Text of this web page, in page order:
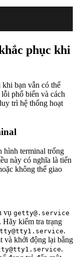
phục khi
bạn vẫn có thể
phổ biến và cách
trì hệ thống hoạt
hình terminal trống
này có nghĩa là tiến
không thể giao
vụ getty@.service
Hãy kiểm tra trạng
.
và khởi động lại bằng
.